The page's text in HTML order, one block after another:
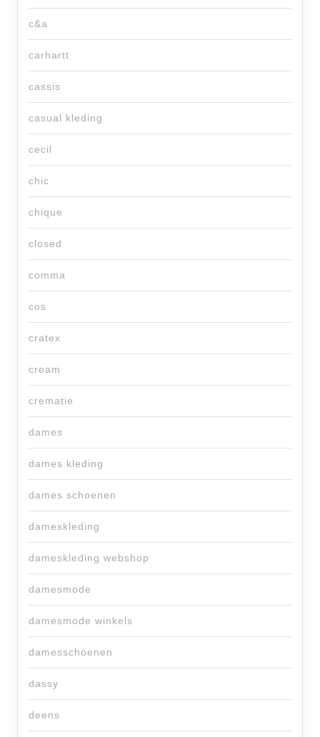
c&a
carhartt
cassis
casual kleding
cecil
chic
chique
closed
comma
cos
cratex
cream
crematie
dames
dames kleding
dames schoenen
dameskleding
dameskleding webshop
damesmode
damesmode winkels
damesschoenen
dassy
deens